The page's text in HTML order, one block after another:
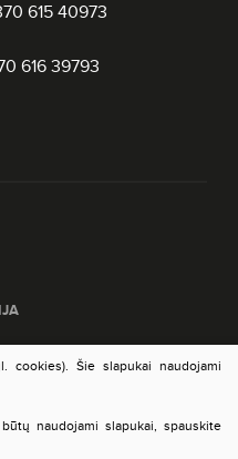
615 40973
616 39793
cookies). Šie slapukai naudojami
naudojami slapukai, spauskite